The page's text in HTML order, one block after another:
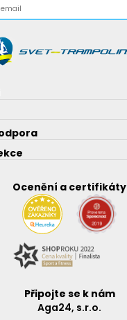
Ocenění a certifikáty
Připojte se k nám
Aga24, s.r.o.